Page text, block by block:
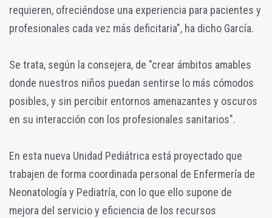
requieren, ofreciéndose una experiencia para pacientes y
profesionales cada vez más deficitaria", ha dicho García.
Se trata, según la consejera, de "crear ámbitos amables
donde nuestros niños puedan sentirse lo más cómodos
posibles, y sin percibir entornos amenazantes y oscuros
en su interacción con los profesionales sanitarios".
En esta nueva Unidad Pediátrica está proyectado que
trabajen de forma coordinada personal de Enfermería de
Neonatología y Pediatría, con lo que ello supone de
mejora del servicio y eficiencia de los recursos